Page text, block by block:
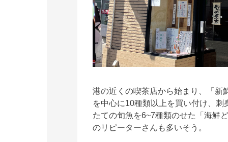
港の近くの喫茶店から始まり、「新
を中心に10種類以上を買い付け、
たての旬魚を6~7種類のせた「海鮮
のリピーターさんも多いそう。